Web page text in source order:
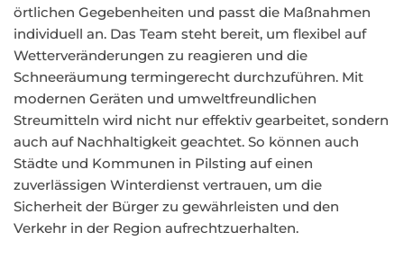
örtlichen Gegebenheiten und passt die Maßnahmen
individuell an. Das Team steht bereit, um flexibel auf
Wetterveränderungen zu reagieren und die
Schneeräumung termingerecht durchzuführen. Mit
modernen Geräten und umweltfreundlichen
Streumitteln wird nicht nur effektiv gearbeitet, sondern
auch auf Nachhaltigkeit geachtet. So können auch
Städte und Kommunen in Pilsting auf einen
zuverlässigen Winterdienst vertrauen, um die
Sicherheit der Bürger zu gewährleisten und den
Verkehr in der Region aufrechtzuerhalten.